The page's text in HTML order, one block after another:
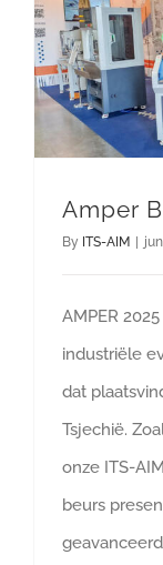
Amper
By ITS-AIM |
AMPER
industriële
dat
Tsjechië.
onze ITS-
beurs